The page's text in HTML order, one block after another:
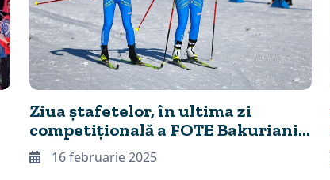
Ziua ștafetelor, în ultima zi
competițională a FOTE Bakuriani
202516 februarie 2025